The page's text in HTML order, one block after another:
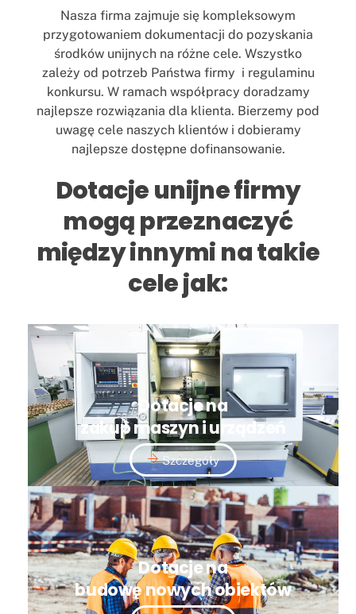
Nasza firma zajmuje się kompleksowym
przygotowaniem dokumentacji do pozyskania
środków unijnych na różne cele. Wszystko
zależy od potrzeb Państwa firmy i regulaminu
konkursu. W ramach współpracy doradzamy
najlepsze rozwiązania dla klienta. Bierzemy pod
uwagę cele naszych klientów i dobieramy
najlepsze dostępne dofinansowanie.
Dotacje unijne firmy
mogą przeznaczyć
między innymi na takie
cele jak:
Dotacje na
zakup maszyn i urządzeń
Szczegóły
Dotacje na
budowę nowych obiektów